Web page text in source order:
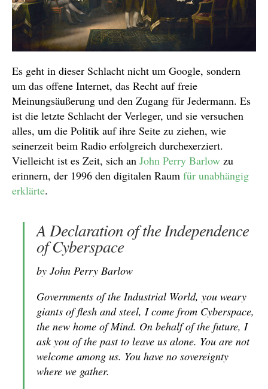
Es geht in dieser Schlacht nicht um Google, sondern
um das offene Internet, das Recht auf freie
Meinungsäußerung und den Zugang für Jedermann. Es
ist die letzte Schlacht der Verleger, und sie versuchen
alles, um die Politik auf ihre Seite zu ziehen, wie
seinerzeit beim Radio erfolgreich durchexerziert.
Vielleicht ist es Zeit, sich an John Perry Barlow zu
erinnern, der 1996 den digitalen Raum für unabhängig
erklärte.
A Declaration of the Independence
of Cyberspace
by John Perry Barlow
Governments of the Industrial World, you weary
giants of flesh and steel, I come from Cyberspace,
the new home of Mind. On behalf of the future, I
ask you of the past to leave us alone. You are not
welcome among us. You have no sovereignty
where we gather.